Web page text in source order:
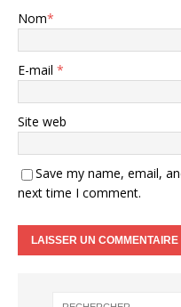
Nom*
E-mail *
Site web
Save my name, email,
next time I comment.